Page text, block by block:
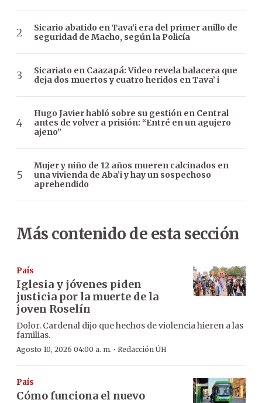
Sicario abatido en Tava’i era del primer anillo de
seguridad de Macho, según la Policía
Sicariato en Caazapá: Video revela balacera que
deja dos muertos y cuatro heridos en Tava’ i
Hugo Javier habló sobre su gestión en Central
antes de volver a prisión: “Entré en un agujero
ajeno”
Mujer y niño de 12 años mueren calcinados en
una vivienda de Aba’i y hay un sospechoso
aprehendido
Más contenido de esta sección
País
Iglesia y jóvenes piden
justicia por la muerte de la
joven Roselín
Dolor. Cardenal dijo que hechos de violencia hieren a las
familias.
Agosto 10, 2026 04:00 a. m. · Redacción ÚH
País
Cómo funciona el nuevo